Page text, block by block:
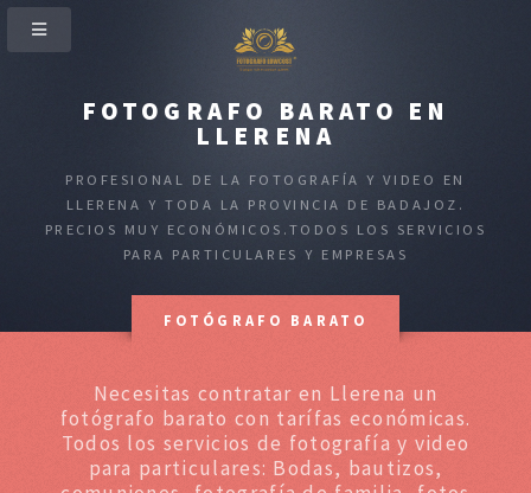
FOTOGRAFO BARATO EN
LLERENA
PROFESIONAL DE LA FOTOGRAFÍA Y VIDEO EN
LLERENA Y TODA LA PROVINCIA DE BADAJOZ.
PRECIOS MUY ECONÓMICOS.TODOS LOS SERVICIOS
PARA PARTICULARES Y EMPRESAS
FOTÓGRAFO BARATO
Necesitas contratar en Llerena un
fotógrafo barato con tarífas económicas.
Todos los servicios de fotografía y video
para particulares: Bodas, bautizos,